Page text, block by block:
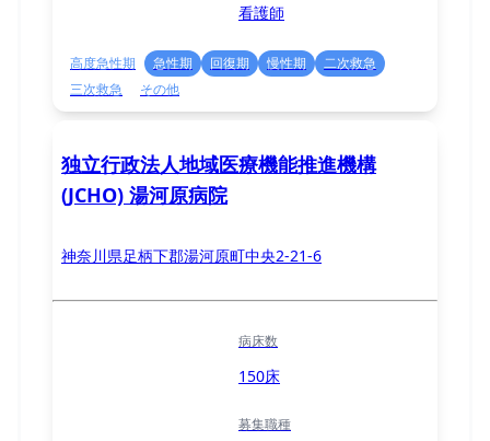
看護師
高度急性期 急性期 回復期 慢性期
二次救急
三次救急
その他
独立行政法人地域医療機能推進機構
(JCHO) 湯河原病院
神奈川県足柄下郡湯河原町中央2-21-6
病床数
150床
募集職種